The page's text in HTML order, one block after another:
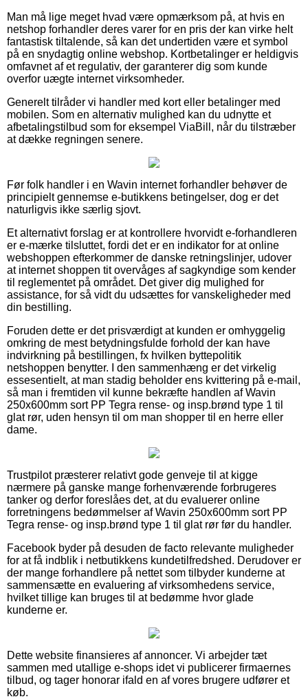
Man må lige meget hvad være opmærksom på, at hvis en
netshop forhandler deres varer for en pris der kan virke helt
fantastisk tiltalende, så kan det undertiden være et symbol
på en snydagtig online webshop. Kortbetalinger er heldigvis
omfavnet af et regulativ, der garanterer dig som kunde
overfor uægte internet virksomheder.
Generelt tilråder vi handler med kort eller betalinger med
mobilen. Som en alternativ mulighed kan du udnytte et
afbetalingstilbud som for eksempel ViaBill, når du tilstræber
at dække regningen senere.
Før folk handler i en Wavin internet forhandler behøver de
principielt gennemse e-butikkens betingelser, dog er det
naturligvis ikke særlig sjovt.
Et alternativt forslag er at kontrollere hvorvidt e-forhandleren
er e-mærke tilsluttet, fordi det er en indikator for at online
webshoppen efterkommer de danske retningslinjer, udover
at internet shoppen tit overvåges af sagkyndige som kender
til reglementet på området. Det giver dig mulighed for
assistance, for så vidt du udsættes for vanskeligheder med
din bestilling.
Foruden dette er det prisværdigt at kunden er omhyggelig
omkring de mest betydningsfulde forhold der kan have
indvirkning på bestillingen, fx hvilken byttepolitik
netshoppen benytter. I den sammenhæng er det virkelig
essesentielt, at man stadig beholder ens kvittering på e-mail,
så man i fremtiden vil kunne bekræfte handlen af Wavin
250x600mm sort PP Tegra rense- og insp.brønd type 1 til
glat rør, uden hensyn til om man shopper til en herre eller
dame.
Trustpilot præsterer relativt gode genveje til at kigge
nærmere på ganske mange forhenværende forbrugeres
tanker og derfor foreslåes det, at du evaluerer online
forretningens bedømmelser af Wavin 250x600mm sort PP
Tegra rense- og insp.brønd type 1 til glat rør før du handler.
Facebook byder på desuden de facto relevante muligheder
for at få indblik i netbutikkens kundetilfredshed. Derudover er
der mange forhandlere på nettet som tilbyder kunderne at
sammensætte en evaluering af virksomhedens service,
hvilket tillige kan bruges til at bedømme hvor glade
kunderne er.
Dette website finansieres af annoncer. Vi arbejder tæt
sammen med utallige e-shops idet vi publicerer firmaernes
tilbud, og tager honorar ifald en af vores brugere udfører et
køb.